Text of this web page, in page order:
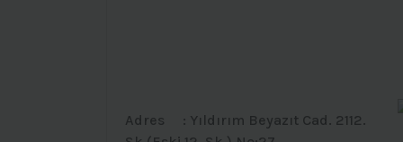
Adres : Yıldırım Beyazıt Cad. 2112.